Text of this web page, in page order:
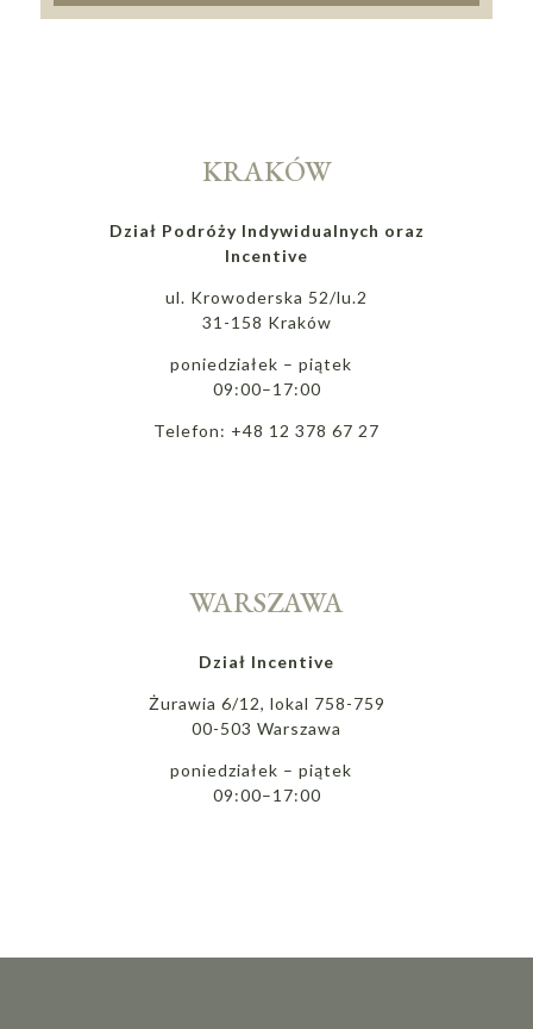
KRAKÓW
Dział Podróży Indywidualnych oraz
Incentive
ul. Krowoderska 52/lu.2
31-158 Kraków
poniedziałek – piątek
09:00–17:00
Telefon: +48 12 378 67 27
WARSZAWA
Dział Incentive
Żurawia 6/12, lokal 758-759
00-503 Warszawa
poniedziałek – piątek
09:00–17:00